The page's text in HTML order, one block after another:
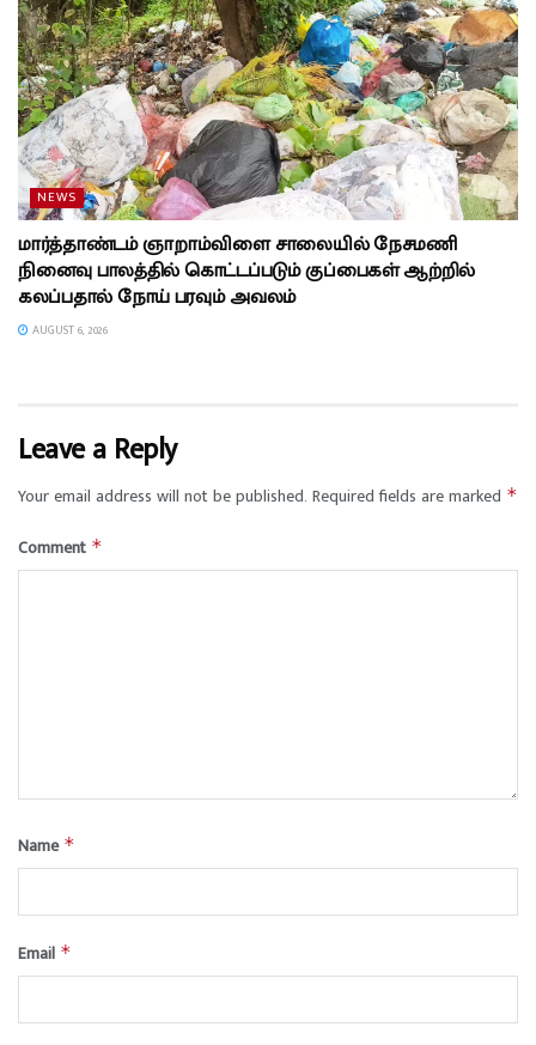
NEWS
மார்த்தாண்டம் ஞாறாம்விளை சாலையில் நேசமணி
நினைவு பாலத்தில் கொட்டப்படும் குப்பைகள் ஆற்றில்
கலப்பதால் நோய் பரவும் அவலம்
AUGUST 6, 2026
Leave a Reply
Your email address will not be published. Required fields are marked *
Comment *
Name *
Email *